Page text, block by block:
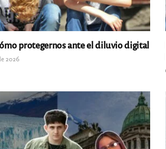
protegernos ante el diluvio digital
2026